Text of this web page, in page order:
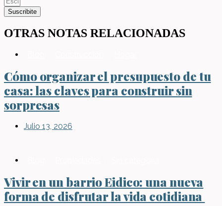
Suscribite
OTRAS NOTAS RELACIONADAS
Cómo organizar el presupuesto de tu
casa: las claves para construir sin
sorpresas
Julio 13, 2026
Vivir en un barrio Eidico: una nueva
forma de disfrutar la vida cotidiana